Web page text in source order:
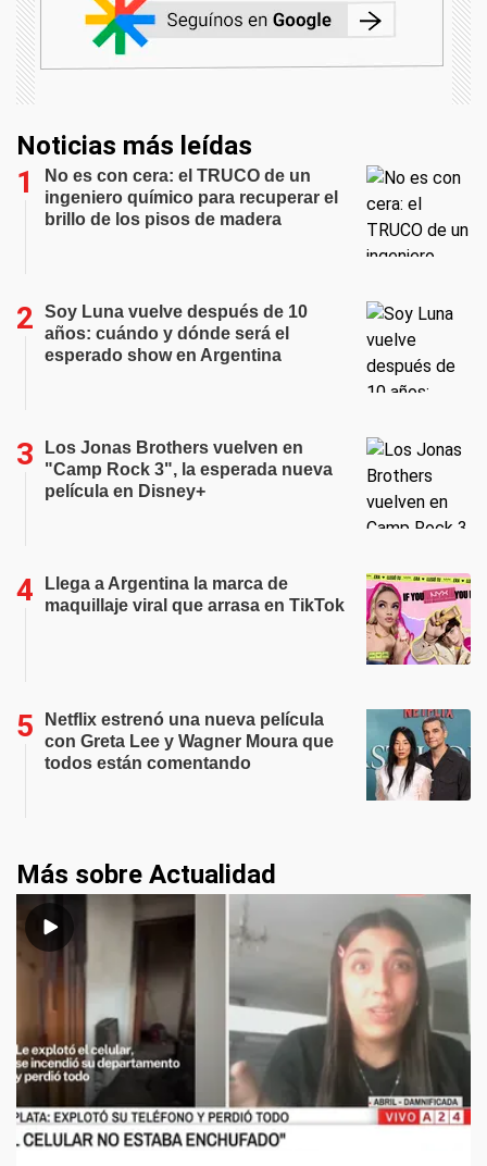
Noticias más leídas
No es con cera: el TRUCO de un
ingeniero químico para recuperar el
brillo de los pisos de madera
Soy Luna vuelve después de 10
años: cuándo y dónde será el
esperado show en Argentina
Los Jonas Brothers vuelven en
"Camp Rock 3", la esperada nueva
película en Disney+
Llega a Argentina la marca de
maquillaje viral que arrasa en TikTok
Netflix estrenó una nueva película
con Greta Lee y Wagner Moura que
todos están comentando
Más sobre Actualidad